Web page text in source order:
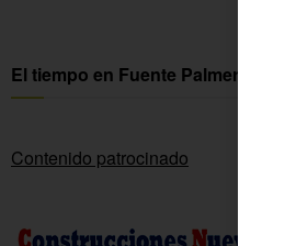
El tiempo en Fuente Palmera
Contenido patrocinado